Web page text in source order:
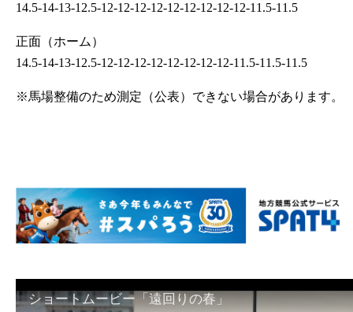
14.5-14-13-12.5-12-12-12-12-12-12-12-12-12-11.5-11.5
正面（ホーム）
14.5-14-13-12.5-12-12-12-12-12-12-12-12-11.5-11.5-11.5
※馬場整備のため測定（公表）できない場合があります。
ショートムービー「遠回りの春」